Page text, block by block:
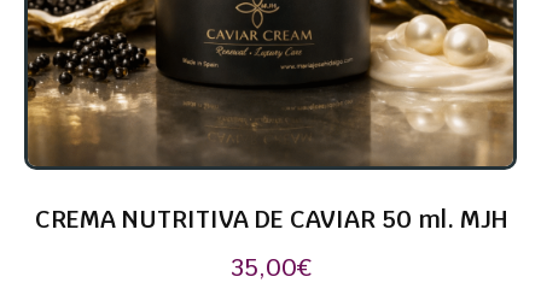
CREMA NUTRITIVA DE CAVIAR 50 ml. MJH
35,00€